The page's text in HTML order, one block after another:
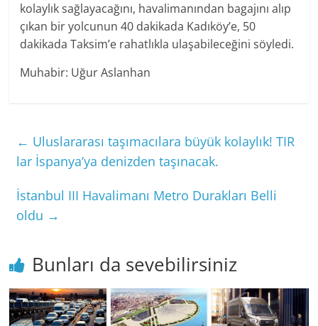
kolaylık sağlayacağını, havalimanından bagajını alıp
çıkan bir yolcunun 40 dakikada Kadıköy’e, 50
dakikada Taksim’e rahatlıkla ulaşabileceğini söyledi.
Muhabir: Uğur Aslanhan
← Uluslararası taşımacılara büyük kolaylık! TIR
lar İspanya’ya denizden taşınacak.
İstanbul III Havalimanı Metro Durakları Belli
oldu →
Bunları da sevebilirsiniz